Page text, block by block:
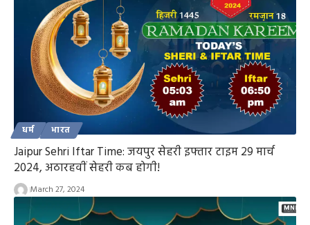
धर्म भारत
Jaipur Sehri Iftar Time: जयपुर सेहरी इफ्तार टाइम 29 मार्च
2024, अठारहवीं सेहरी कब होगी!
March 27, 2024